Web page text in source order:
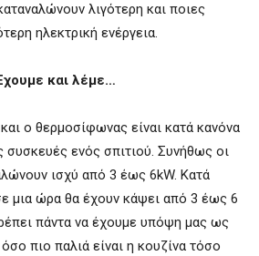
λιγότερη και ποιες
ηλεκτρική ενέργεια.
και λέμε…
ο θερμοσίφωνας είναι κατά κανόνα
συσκευές ενός σπιτιού. Συνήθως οι
ισχύ από 3 έως 6kW. Κατά
μια ώρα θα έχουν κάψει από 3 έως 6
πάντα να έχουμε υπόψη μας ως
πιο παλιά είναι η κουζίνα τόσο